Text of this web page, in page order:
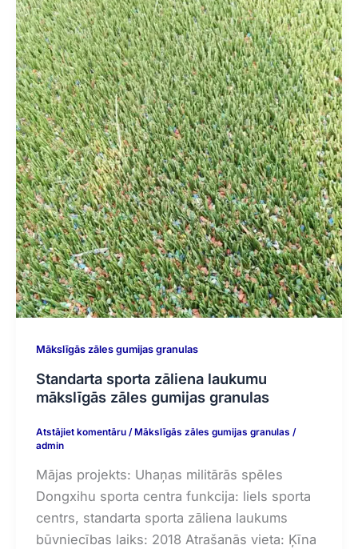
Mākslīgās zāles gumijas granulas
Standarta sporta zāliena laukumu
mākslīgās zāles gumijas granulas
Atstājiet komentāru /Mākslīgās zāles gumijas granulas /
admin
Mājas projekts: Uhaņas militārās spēles
Dongxihu sporta centra funkcija: liels sporta
centrs, standarta sporta zāliena laukums
būvniecības laiks: 2018 Atrašanās vieta: Ķīna